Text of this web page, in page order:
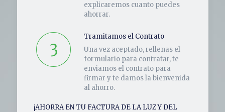
explicaremos cuanto puedes
ahorrar.
Tramitamos el Contrato
Una vez aceptado, rellenas el
formulario para contratar, te
enviamos el contrato para
firmar y te damos la bienvenida
al ahorro.
¡AHORRA EN TU FACTURA DE LA LUZ Y DEL